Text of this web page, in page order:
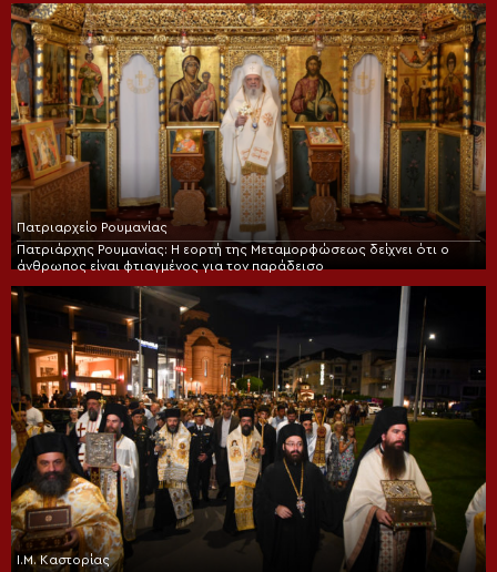
Πατριαρχείο Ρουμανίας
Πατριάρχης Ρουμανίας: Η εορτή της Μεταμορφώσεως δείχνει ότι ο
άνθρωπος είναι φτιαγμένος για τον παράδεισο
Ι.Μ. Καστορίας